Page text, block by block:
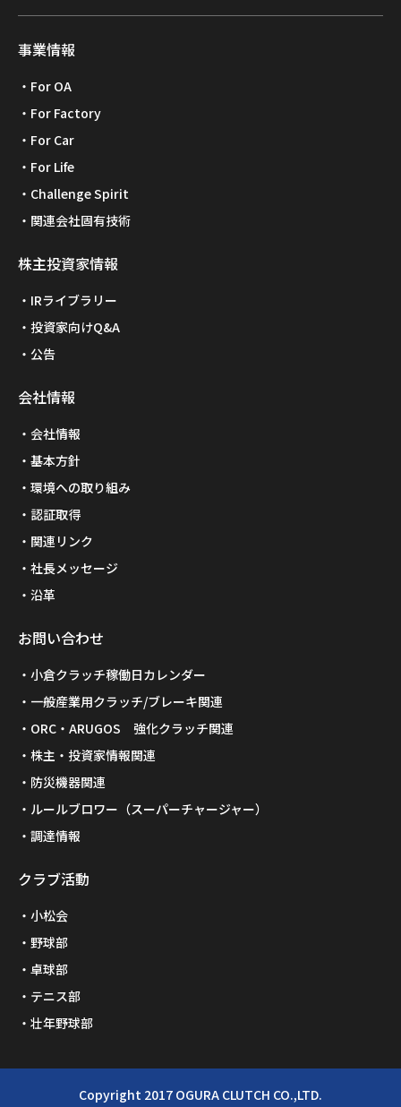
事業情報
For OA
For Factory
For Car
For Life
Challenge Spirit
関連会社固有技術
株主投資家情報
IRライブラリー
投資家向けQ&A
公告
会社情報
会社情報
基本方針
環境への取り組み
認証取得
関連リンク
社長メッセージ
沿革
お問い合わせ
小倉クラッチ稼働日カレンダー
一般産業用クラッチ/ブレーキ関連
ORC・ARUGOS 強化クラッチ関連
株主・投資家情報関連
防災機器関連
ルールブロワー（スーパーチャージャー）
調達情報
クラブ活動
小松会
野球部
卓球部
テニス部
壮年野球部
Copyright 2017 OGURA CLUTCH CO.,LTD.